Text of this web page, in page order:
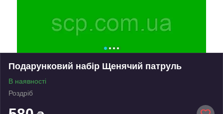
Подарунковий набір Щенячий патруль
В наявності
Роздріб